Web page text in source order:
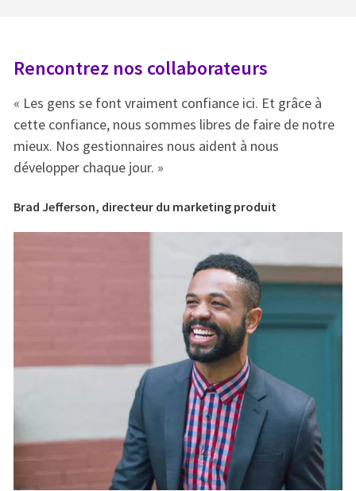
Rencontrez nos collaborateurs
« Les gens se font vraiment confiance ici. Et grâce à
cette confiance, nous sommes libres de faire de notre
mieux. Nos gestionnaires nous aident à nous
développer chaque jour. »
Brad Jefferson, directeur du marketing produit